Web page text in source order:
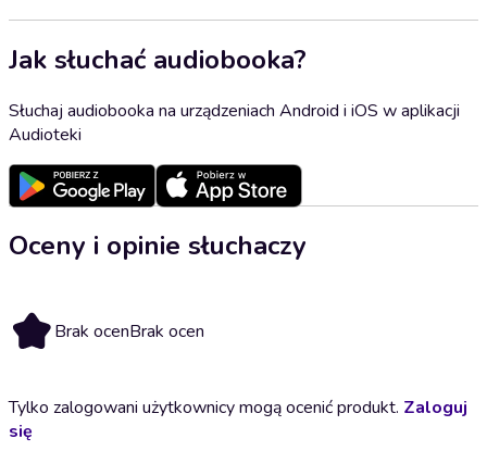
Jak słuchać audiobooka?
Słuchaj audiobooka na urządzeniach Android i iOS w aplikacji
Audioteki
Oceny i opinie słuchaczy
Brak ocenBrak ocen
Tylko zalogowani użytkownicy mogą ocenić produkt. Zaloguj
się